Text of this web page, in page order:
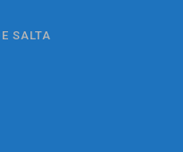
SALTA